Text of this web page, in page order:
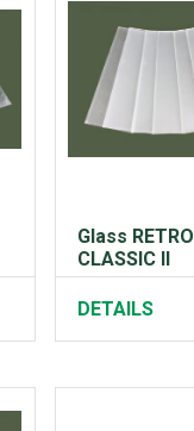
Glass RETRO
CLASSIC II
DETAILS